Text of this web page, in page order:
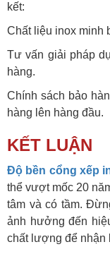
kết:
Chất liệu inox minh
Tư vấn giải pháp
hàng.
Chính sách bảo
hàng lên hàng đầu.
KẾT LUẬN
Độ bền cổng xếp
thể vượt mốc 20
tâm và có tầm.
ảnh hưởng đến
chất lượng để nhận